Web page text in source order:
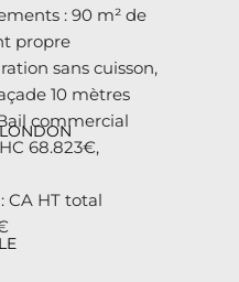
: 90 m² de
propre
sans cuisson,
10 mètres
commercial
68.823€,
CA HT total